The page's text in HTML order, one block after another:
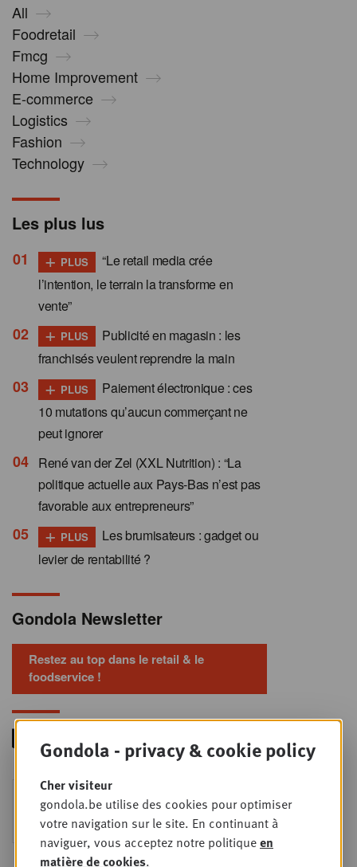
All
Foodretail
Fmcg
Home Improvement
E-commerce
Logistics
Fashion
Technology
Les plus lus
+ PLUS
“Le retail media crée
l’intention, le terrain la transforme en
vente”
+ PLUS
Publicité en magasin : les
franchisés veulent reprendre la main
+ PLUS
Paiement électronique : ces
10 mutations qu’aucun commerçant ne
peut ignorer
René van der Zel (XXL Nutrition) : “La
politique actuelle aux Pays-Bas n’est pas
favorable aux entrepreneurs”
+ PLUS
Les brumisateurs : gadget ou
levier de rentabilité ?
Gondola Newsletter
Restez au top dans le retail & le
foodservice !
9
SEPT
Foodservice - Joint
business planning
Intro to Negotiation: Succes aan de
onderhandelingstafel is geen toeval!
Gondola - privacy & cookie policy
Cher visiteur
gondola.be utilise des cookies pour optimiser
votre navigation sur le site. En continuant à
naviguer, vous acceptez notre politiqueen
matière de cookies.